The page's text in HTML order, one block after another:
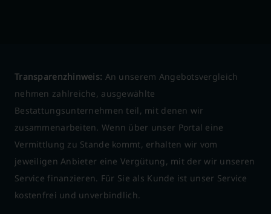
Transparenzhinweis: An unserem Angebotsvergleich
nehmen zahlreiche, ausgewählte
Bestattungsunternehmen teil, mit denen wir
zusammenarbeiten. Wenn über unser Portal eine
Vermittlung zu Stande kommt, erhalten wir vom
jeweiligen Anbieter eine Vergütung, mit der wir unseren
Service finanzieren. Für Sie als Kunde ist unser Service
kostenfrei und unverbindlich.